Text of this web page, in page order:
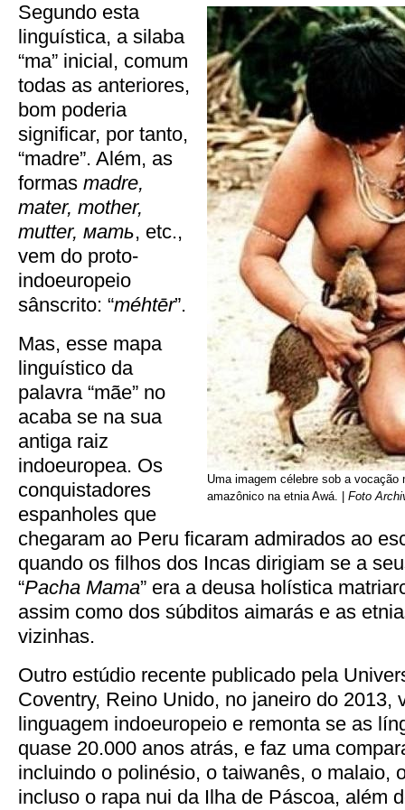
Uma imagem célebre sob a vocação
amazônico na etnia Awá. | Foto
Segundo esta
linguística, a silaba
“ma” inicial, comum
todas as anteriores,
bom poderia
significar, por tanto,
“madre”. Além, as
formas madre,
mater, mother,
mutter, мать, etc.,
vem do proto-
indoeuropeio
sânscrito: “méhtēr”.
Mas, esse mapa
linguístico da
palavra “mãe” no
acaba se na sua
antiga raiz
indoeuropea. Os
conquistadores
espanholes que
chegaram ao Peru ficaram admirados ao
quando os filhos dos Incas dirigiam se a
“Pacha Mama” era a deusa holística
assim como dos súbditos aimarás e as
vizinhas.
Outro estúdio recente publicado pela
Coventry, Reino Unido, no janeiro do 2013,
linguagem indoeuropeio e remonta se as
quase 20.000 anos atrás, e faz uma
incluindo o polinésio, o taiwanês, o malaio,
incluso o rapa nui da Ilha de Páscoa, além